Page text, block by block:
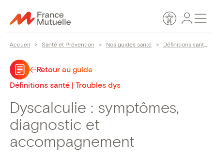
au
Accessibilité
Espace
Accueil > Santé et Prévention > Nos guides santé > Définitions santé
Retour au guide
Définitions santé | Troubles dys
Dyscalculie : symptômes,
diagnostic et
accompagnement